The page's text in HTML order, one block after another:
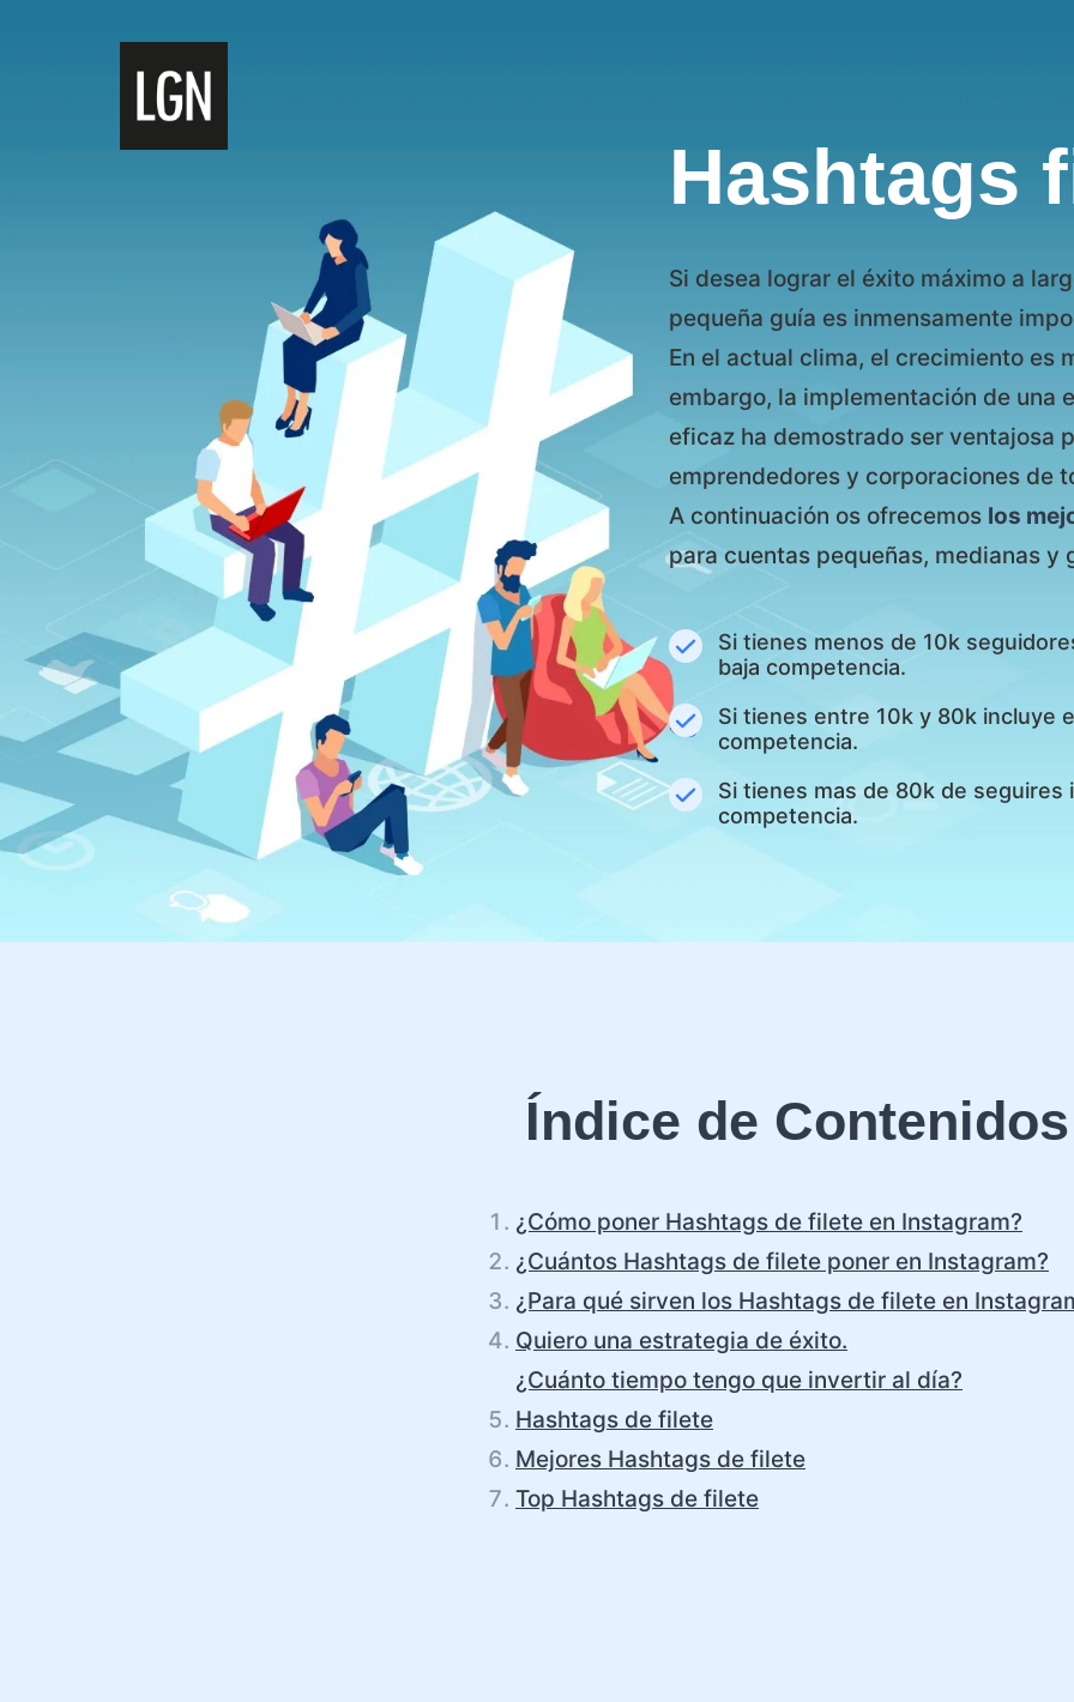
Hashtags
Si desea lograr el éxito máximo a
pequeña guía es inmensamente
En el actual clima, el crecimiento es
embargo, la implementación de una
eficaz ha demostrado ser ventajosa
emprendedores y corporaciones de
A continuación os ofrecemos los
para cuentas pequeñas, medianas y
Si tienes menos de 10k
baja competencia.
Si tienes entre 10k y 80k incluye
competencia.
Si tienes mas de 80k de seguires
competencia.
Índice de
¿Cómo poner Hashtags de filete en Instagram?
¿Cuántos Hashtags de filete poner en Instagram?
¿Para qué sirven los Hashtags de filete en
Quiero una estrategia de éxito.
¿Cuánto tiempo tengo que invertir al día?
Hashtags de filete
Mejores Hashtags de filete
Top Hashtags de filete